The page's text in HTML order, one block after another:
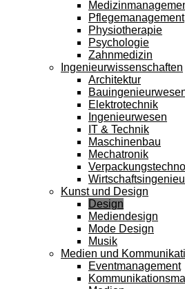
Pflegemanagement
Physiotherapie
Psychologie
Zahnmedizin
Ingenieurwissenschaften
Architektur
Elektrotechnik
Ingenieurwesen
IT & Technik
Maschinenbau
Mechatronik
Kunst und Design
Design
Mediendesign
Mode Design
Musik
Medien und
Eventmanagement